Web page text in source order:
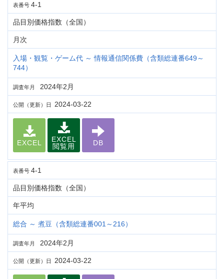
表番号 4-1
品目別価格指数（全国）
月次
入場・観覧・ゲーム代 ～ 情報通信関係費（含類総連番649～
744）
調査年月 2024年2月
公開（更新）日 2024-03-22
EXCEL
EXCEL
閲覧用
DB
表番号 4-1
品目別価格指数（全国）
年平均
総合 ～ 煮豆（含類総連番001～216）
調査年月 2024年2月
公開（更新）日 2024-03-22